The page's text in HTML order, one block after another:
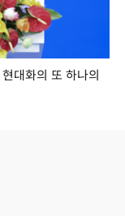
대화의 또 하나의